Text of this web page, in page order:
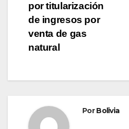
por titularización
de ingresos por
venta de gas
natural
PorBolivia